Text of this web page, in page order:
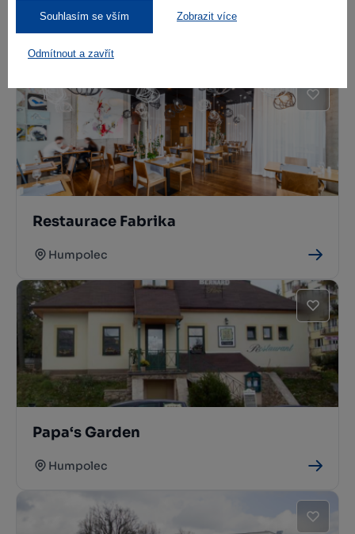
Souhlasím se vším Zobrazit více
Odmítnout a zavřít
Restaurace Kotyza
Restaurace Fabrika
Humpolec
Papa‘s Garden
Humpolec